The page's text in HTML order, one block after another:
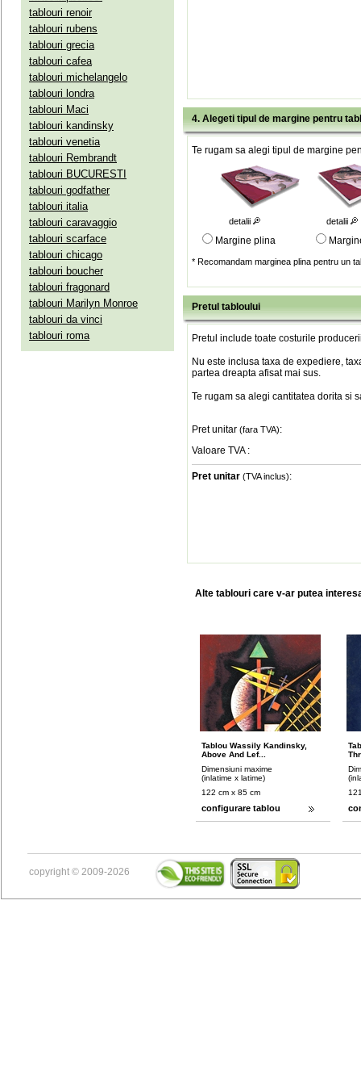
tablouri renoir
tablouri rubens
tablouri grecia
tablouri cafea
tablouri michelangelo
tablouri londra
tablouri Maci
tablouri kandinsky
tablouri venetia
tablouri Rembrandt
tablouri BUCURESTI
tablouri godfather
tablouri italia
tablouri caravaggio
tablouri scarface
tablouri chicago
tablouri boucher
tablouri fragonard
tablouri Marilyn Monroe
tablouri da vinci
tablouri roma
4. Alegeti tipul de margine pentru
Te rugam sa alegi tipul de margine
detalii detalii
Margine plina
* Recomandam marginea plina pentru un
Pretul tabloului
Pretul include toate costurile
Nu este inclusa taxa de expediere,
partea dreapta afisat mai sus.
Te rugam sa alegi cantitatea dorita si
Pret unitar (fara TVA):
Valoare TVA :
Pret unitar (TVA inclus):
Alte tablouri care v-ar putea
Tablou Wassily Kandinsky,
Above And Lef...
Dimensiuni maxime
(inlatime x latime)
122 cm x 85 cm
configurare tablou
copyright © 2009-2026